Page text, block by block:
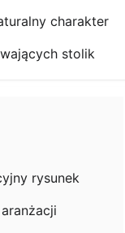
charakter
stolik
rysunek